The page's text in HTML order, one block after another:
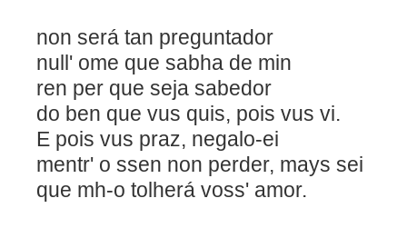
non será tan
null' ome que sabha de min
ren per que seja sabedor
do ben que vus quis, pois vus vi.
E pois vus praz, negalo-ei
mentr' o ssen non perder,
que mh-o tolherá voss' amor.